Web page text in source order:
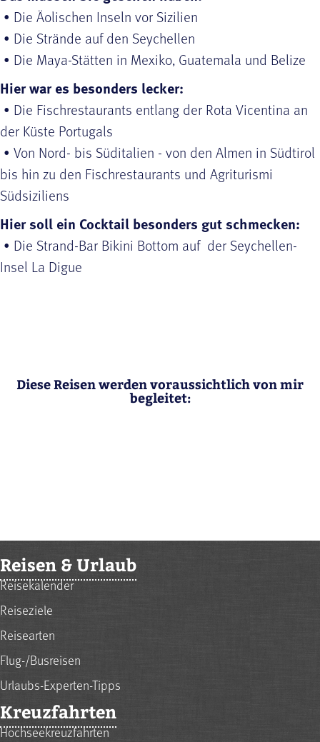
• Die Äolischen Inseln vor Sizilien
• Die Strände auf den Seychellen
• Die Maya-Stätten in Mexiko, Guatemala und Belize
Hier war es besonders lecker:
• Die Fischrestaurants entlang der Rota Vicentina an
der Küste Portugals
• Von Nord- bis Süditalien - von den Almen in Südtirol
bis hin zu den Fischrestaurants und Agriturismi
Südsiziliens
Hier soll ein Cocktail besonders gut schmecken:
• Die Strand-Bar Bikini Bottom auf der Seychellen-
Insel La Digue
Diese Reisen werden voraussichtlich von mir
begleitet:
Reisen & Urlaub
Reisekalender
Reiseziele
Reisearten
Flug-/Busreisen
Urlaubs-Experten-Tipps
Kreuzfahrten
Hochseekreuzfahrten